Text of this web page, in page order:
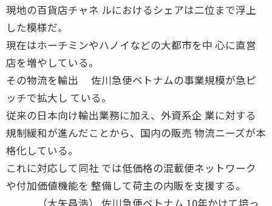
現地の百貨店チャネ ルにおけるシェアは二位まで浮上
した模様だ。
現在はホーチミンやハノイなどの大都市を中 心に直営
店を増やしている。
その物流を輸出 佐川急便ベトナムの事業規模が急ピ
ッチで拡大し ている。
従来の日本向け輸出業務に加え、外資系企 業に対する
規制緩和が進んだことから、国内の販売 物流ニーズが本
格化している。
これに対応して同社 では低価格の混載便ネットワーク
や付加価値機能を 整備して荷主の内販を支援する。
（大矢昌浩） 佐川急便ベトナム 10年かけて培っ